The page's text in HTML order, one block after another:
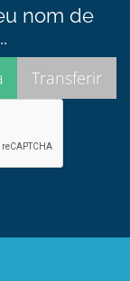
nom de